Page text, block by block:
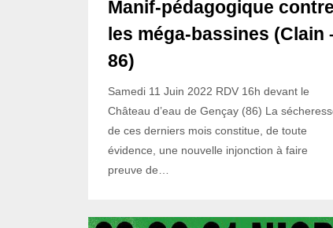
Manif-pédagogique contre
les méga-bassines (Clain
86)
Samedi 11 Juin 2022 RDV 16h devant le
Château d’eau de Gençay (86) La
de ces derniers mois constitue, de toute
évidence, une nouvelle injonction à faire
preuve de…